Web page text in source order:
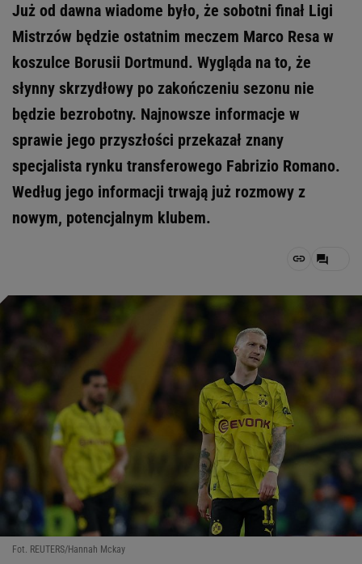
Już od dawna wiadome było, że sobotni finał Ligi
Mistrzów będzie ostatnim meczem Marco Resa w
koszulce Borusii Dortmund. Wygląda na to, że
słynny skrzydłowy po zakończeniu sezonu nie
będzie bezrobotny. Najnowsze informacje w
sprawie jego przyszłości przekazał znany
specjalista rynku transferowego Fabrizio Romano.
Według jego informacji trwają już rozmowy z
nowym, potencjalnym klubem.
Fot. REUTERS/Hannah Mckay